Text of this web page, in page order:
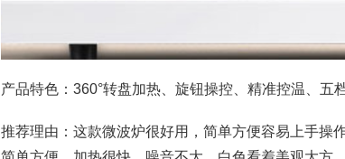
产品特色：360°转盘加热、旋钮操控、精准控温、五
推荐理由：这款微波炉很好用，简单方便容易上手操